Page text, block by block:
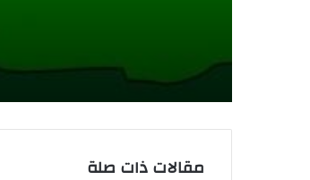
مقالات ذات صلة